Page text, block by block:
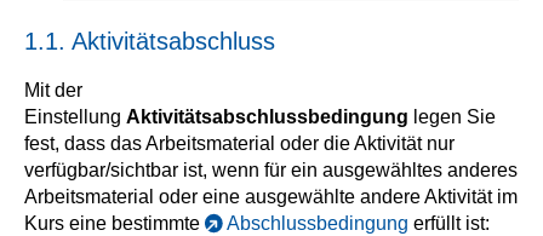
1.1. Aktivitätsabschluss
Mit der
Einstellung Aktivitätsabschlussbedingung legen Sie
fest, dass das Arbeitsmaterial oder die Aktivität nur
verfügbar/sichtbar ist, wenn für ein ausgewähltes anderes
Arbeitsmaterial oder eine ausgewählte andere Aktivität im
Kurs eine bestimmte
Abschlussbedingung erfüllt ist: